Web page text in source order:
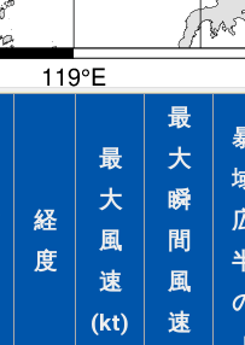
経
度
最
大
風
速
(kt)
最
大
瞬
間
風
速